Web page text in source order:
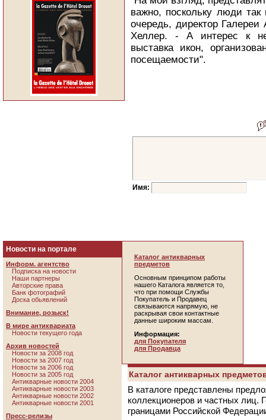
важно, поскольку люди
очередь, директор Галереи
Хеллер. - А интерес к
выставка икон,
посещаемости".
Имя:
Новости на портале
Информ. агентство
Подписка на новости
Наши партнеры
Авторские права
Банк фотографий
Доска обьявлений
Внимание, розыск!
В мире антиквариата
Новости текущего года
Архив новостей
Новости за 2008 год
Новости за 2007 год
Новости за 2006 год
Новости за 2005 год
Антикварные новости 2004
Антикварные новости 2003
Антикварные новости 2002
Антикварные новости 2001
Пресс-релизы
Каталог антикварных
предметов
Основным принципом работы
нашего Каталога является то,
что при помощи Службы
Покупатель и Продавец
связываются напрямую, не
раскрывая свои контактные
данные широким массам.
Информация:
для Покупателя
для Продавца
Каталог антикварных
В каталоге представлены
коллекционеров и частных лиц.
границами Российской